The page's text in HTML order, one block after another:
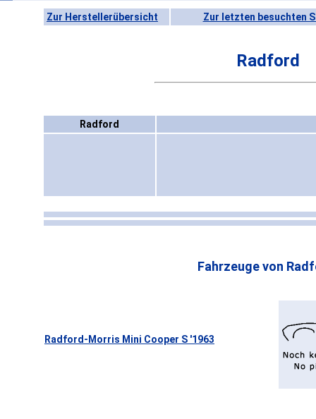
Zur Herstellerübersicht Zur letzten besuchten
Radford
Radford
Fahrzeuge von
Radford-Morris Mini Cooper S '1963